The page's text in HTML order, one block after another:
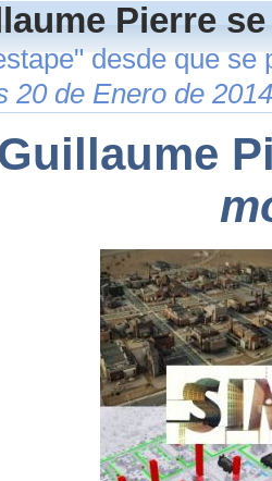
Pierre
desde que se
20 de Enero de